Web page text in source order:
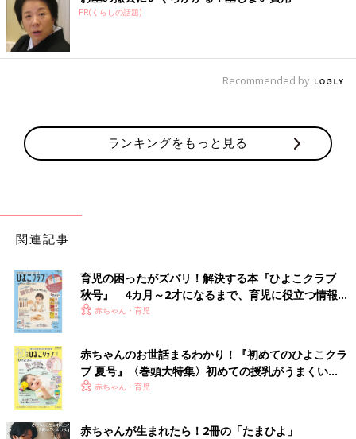
PR(くらしの話題)
Recommended by
ランキングをもっと見る
関連記事
育児の困ったがズバリ！解決する本『ひよこクラブ
秋号』 4カ月～2才になるまで、育児に役立つ情報が
いっぱい！
赤ちゃん・育児
赤ちゃんのお世話まるわかり！『初めてのひよこクラ
ブ 夏号』〈巻頭大特集〉初めての授乳がうまくい
く！ おっぱい・ミルクの基本と夏のトラブル 解決テ
赤ちゃん・育児
赤ちゃんが生まれたら！2冊の「たまひよ」